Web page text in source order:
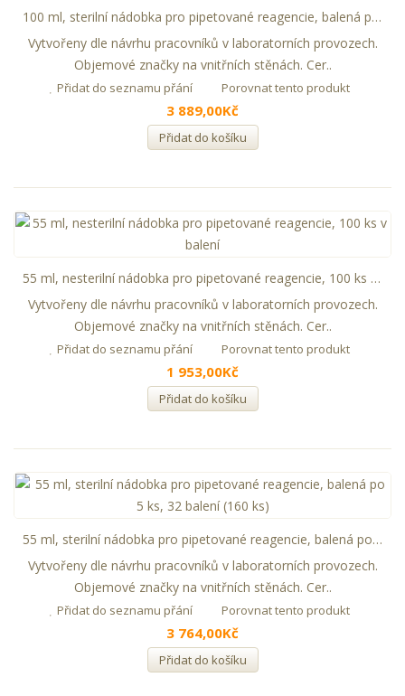
100 ml, sterilní nádobka pro pipetované reagencie, balená po 5 ks, 40 balení (200 ks)
Vytvořeny dle návrhu pracovníků v laboratorních provozech.
Objemové značky na vnitřních stěnách. Cer..
Přidat do seznamu přání Porovnat tento produkt
3 889,00Kč
Přidat do košíku
55 ml, nesterilní nádobka pro pipetované reagencie, 100 ks v balení
Vytvořeny dle návrhu pracovníků v laboratorních provozech.
Objemové značky na vnitřních stěnách. Cer..
Přidat do seznamu přání Porovnat tento produkt
1 953,00Kč
Přidat do košíku
55 ml, sterilní nádobka pro pipetované reagencie, balená po 5 ks, 32 balení (160 ks)
Vytvořeny dle návrhu pracovníků v laboratorních provozech.
Objemové značky na vnitřních stěnách. Cer..
Přidat do seznamu přání Porovnat tento produkt
3 764,00Kč
Přidat do košíku